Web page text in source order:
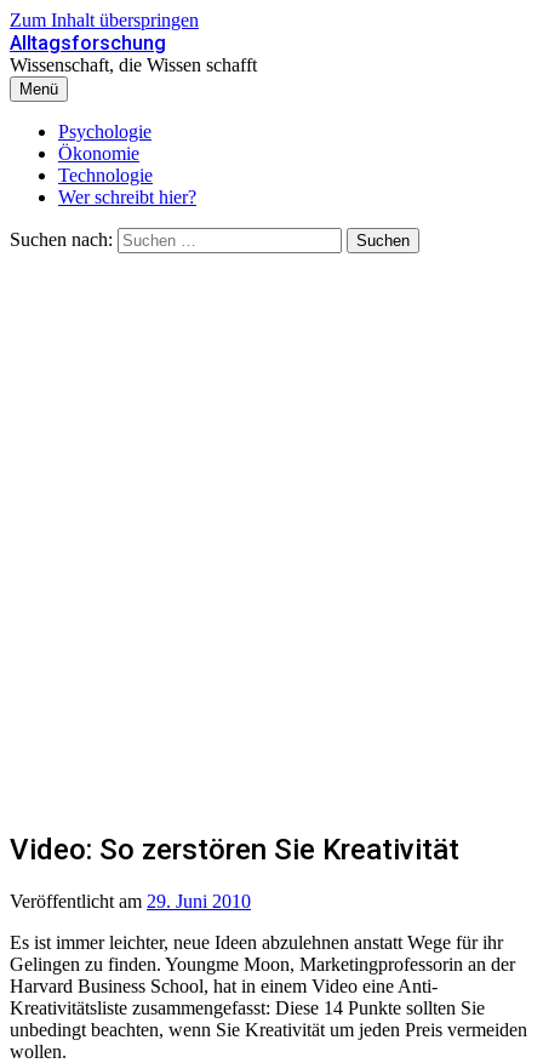
Zum Inhalt überspringen
Alltagsforschung
Wissenschaft, die Wissen schafft
Menü
Psychologie
Ökonomie
Technologie
Wer schreibt hier?
Suchen nach:
Video: So zerstören Sie Kreativität
Veröffentlicht am 29. Juni 2010
Es ist immer leichter, neue Ideen abzulehnen anstatt Wege für ihr
Gelingen zu finden. Youngme Moon, Marketingprofessorin an der
Harvard Business School, hat in einem Video eine Anti-
Kreativitätsliste zusammengefasst: Diese 14 Punkte sollten Sie
unbedingt beachten, wenn Sie Kreativität um jeden Preis vermeiden
wollen.